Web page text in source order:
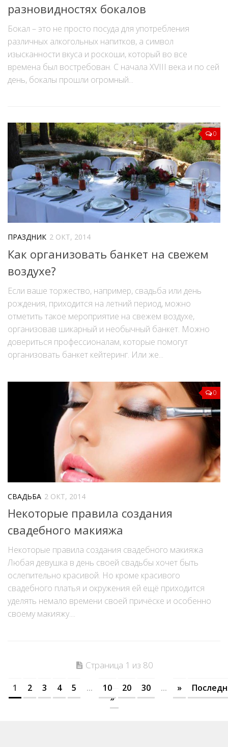
разновидностях бокалов
Бокал – это не просто посуда для употребления
различных алкогольных напитков, а символ
изысканности вкуса и роскоши, который во все
времена был востребован. С начала XVIII века и по сей
день, бокалы прошли огромный...
0
ПРАЗДНИК 2 ОКТ, 2014
Как организовать банкет на свежем
воздухе?
Если ваше торжество, например, свадьба или день
рождения, приходится на летний период, можно
отметить такое мероприятие на свежем воздухе,
организовав шикарный и необычный банкет. Можно
довериться профессионалам, которые помогут
организовать банкет кейтеринг. Или же...
0
СВАДЬБА 2 ОКТ, 2014
Некоторые правила создания
свадебного макияжа
Некоторые правила создания свадебного макияжа
Любая девушка в день своей свадьбы хочет быть
ослепительно красивой. Но кроме красивого
свадебного платья и окружения ей ещё приходится
уделять немало времени своей причёске и особенно
своему макияжу....
Страница 1 из 80
1 2 3 4 5 ... 10 20 30 ... »
»